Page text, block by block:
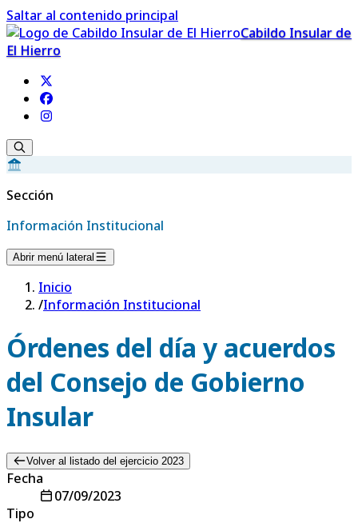
Saltar al contenido principal
Cabildo Insular de
El Hierro
Sección
Información Institucional
Abrir menú lateral
Inicio
/Información Institucional
Órdenes del día y acuerdos
del Consejo de Gobierno
Insular
Volver al listado del ejercicio 2023
Fecha
07/09/2023
Tipo